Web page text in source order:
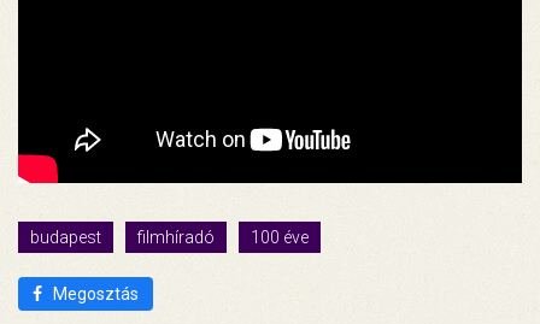
budapest filmhíradó 100 éve
Megosztás